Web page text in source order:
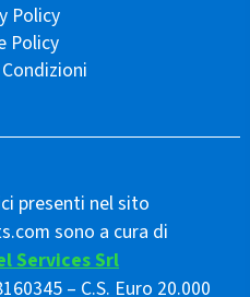
Policy
Policy
presenti nel sito
sono a cura di
Services Srl
– C.S. Euro 20.000